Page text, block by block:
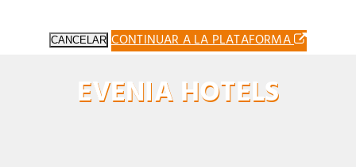
CANCELAR CONTINUAR A LA PLATAFORMA
EVENIA HOTELS